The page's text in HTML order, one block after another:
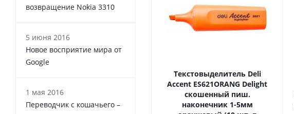
Текстовыделитель Deli
Accent ES621ORANG Delight
скошенный пиш.
наконечник 1-5мм
возвращение Nokia 3310
5 июня 2016
Новое восприятие мира от
Google
1 мая 2016
Переводчик с кошачьего –